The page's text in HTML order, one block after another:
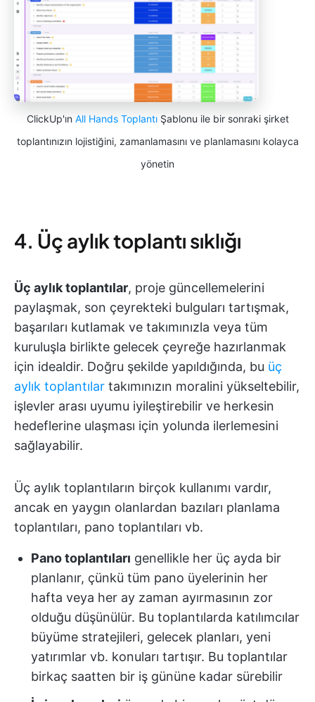
ClickUp'ın All Hands ToplantıŞablonu ile bir sonraki şirket
toplantınızın lojistiğini, zamanlamasını ve planlamasını kolayca
yönetin
4. Üç aylık toplantı sıklığı
Üç aylık toplantılar, proje güncellemelerini
paylaşmak, son çeyrekteki bulguları tartışmak,
başarıları kutlamak ve takımınızla veya tüm
kuruluşla birlikte gelecek çeyreğe hazırlanmak
için idealdir. Doğru şekilde yapıldığında, bu üç
aylık toplantılar takımınızın moralini yükseltebilir,
işlevler arası uyumu iyileştirebilir ve herkesin
hedeflerine ulaşması için yolunda ilerlemesini
sağlayabilir.
Üç aylık toplantıların birçok kullanımı vardır,
ancak en yaygın olanlardan bazıları planlama
toplantıları, pano toplantıları vb.
Pano toplantıları genellikle her üç ayda bir
planlanır, çünkü tüm pano üyelerinin her
hafta veya her ay zaman ayırmasının zor
olduğu düşünülür. Bu toplantılarda katılımcılar
büyüme stratejileri, gelecek planları, yeni
yatırımlar vb. konuları tartışır. Bu toplantılar
birkaç saatten bir iş gününe kadar sürebilir